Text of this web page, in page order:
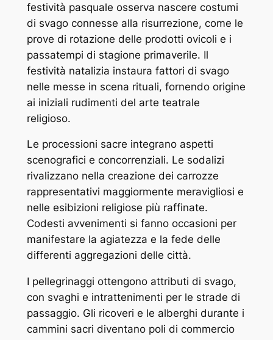
festività pasquale osserva nascere costumi
di svago connesse alla risurrezione, come le
prove di rotazione delle prodotti ovicoli e i
passatempi di stagione primaverile. Il
festività natalizia instaura fattori di svago
nelle messe in scena rituali, fornendo origine
ai iniziali rudimenti del arte teatrale
religioso.
Le processioni sacre integrano aspetti
scenografici e concorrenziali. Le sodalizi
rivalizzano nella creazione dei carrozze
rappresentativi maggiormente meravigliosi e
nelle esibizioni religiose più raffinate.
Codesti avvenimenti si fanno occasioni per
manifestare la agiatezza e la fede delle
differenti aggregazioni delle città.
I pellegrinaggi ottengono attributi di svago,
con svaghi e intrattenimenti per le strade di
passaggio. Gli ricoveri e le alberghi durante i
cammini sacri diventano poli di commercio